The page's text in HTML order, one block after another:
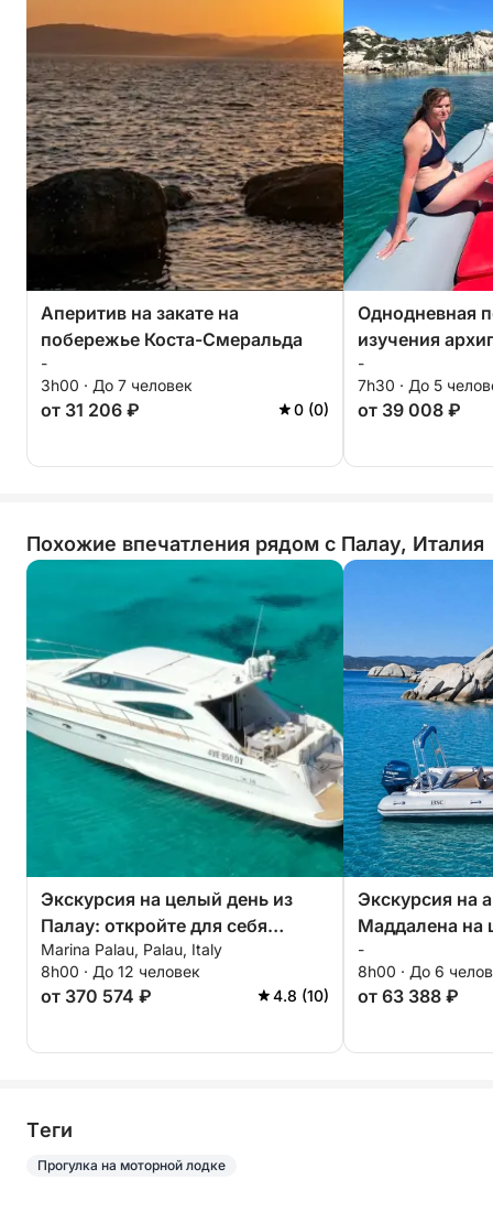
Аперитив на закате на
побережье Коста-Смеральда
-
3h00 · До 7 человек
от 31 206 ₽ 0 (0)
Однодневная
изучения
Маддалена.
-
7h30 · До 5
от 39 008 ₽
Похожие впечатления рядом с Палау, Италия
Экскурсия на целый день из
Палау: откройте для себя
Капреру и Маддалену
Marina Palau, Palau, Italy
8h00 · До 12 человек
от 370 574 ₽ 4.8 (10)
Экскурсия на
Маддалена на
водителем
часов).
-
8h00 · До 6
от 63 388 ₽
Tеги
Прогулка на моторной лодке